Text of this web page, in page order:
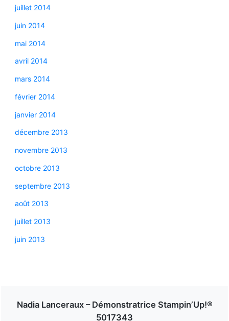
juillet 2014
juin 2014
mai 2014
avril 2014
mars 2014
février 2014
janvier 2014
décembre 2013
novembre 2013
octobre 2013
septembre 2013
août 2013
juillet 2013
juin 2013
Nadia Lanceraux – Démonstratrice Stampin’Up!®
5017343